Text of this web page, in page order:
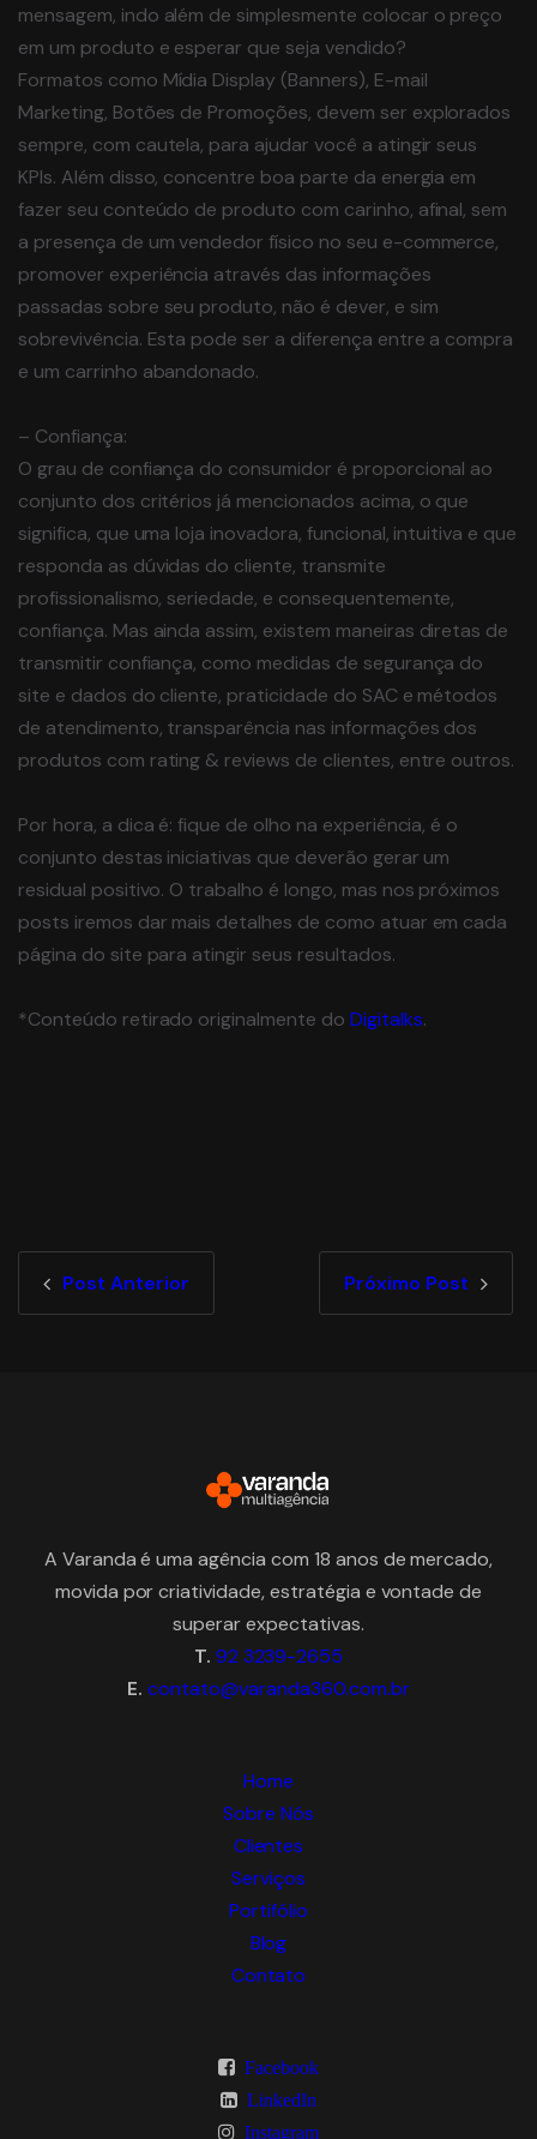
mensagem, indo além de simplesmente colocar o preço
em um produto e esperar que seja vendido?
Formatos como Mídia Display (Banners), E-mail
Marketing, Botões de Promoções, devem ser explorados
sempre, com cautela, para ajudar você a atingir seus
KPIs. Além disso, concentre boa parte da energia em
fazer seu conteúdo de produto com carinho, afinal, sem
a presença de um vendedor físico no seu e-commerce,
promover experiência através das informações
passadas sobre seu produto, não é dever, e sim
sobrevivência. Esta pode ser a diferença entre a compra
e um carrinho abandonado.
– Confiança:
O grau de confiança do consumidor é proporcional ao
conjunto dos critérios já mencionados acima, o que
significa, que uma loja inovadora, funcional, intuitiva e que
responda as dúvidas do cliente, transmite
profissionalismo, seriedade, e consequentemente,
confiança. Mas ainda assim, existem maneiras diretas de
transmitir confiança, como medidas de segurança do
site e dados do cliente, praticidade do SAC e métodos
de atendimento, transparência nas informações dos
produtos com rating & reviews de clientes, entre outros.
Por hora, a dica é: fique de olho na experiência, é o
conjunto destas iniciativas que deverão gerar um
residual positivo. O trabalho é longo, mas nos próximos
posts iremos dar mais detalhes de como atuar em cada
página do site para atingir seus resultados.
*Conteúdo retirado originalmente do Digitalks.
Post Anterior Próximo Post
A Varanda é uma agência com 18 anos de mercado,
movida por criatividade, estratégia e vontade de
superar expectativas.
T. 92 3239-2655
E. contato@varanda360.com.br
Home
Sobre Nós
Clientes
Serviços
Portifólio
Blog
Contato
Facebook
LinkedIn
Instagram